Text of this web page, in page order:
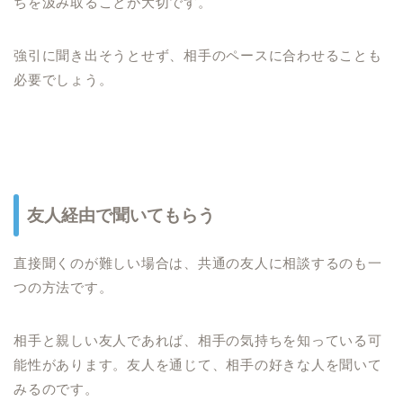
強引に聞き出そうとせず、相手のペースに合わせることも
必要でしょう。
友人経由で聞いてもらう
直接聞くのが難しい場合は、共通の友人に相談するのも一
つの方法です。
相手と親しい友人であれば、相手の気持ちを知っている可
能性があります。友人を通じて、相手の好きな人を聞いて
みるのです。